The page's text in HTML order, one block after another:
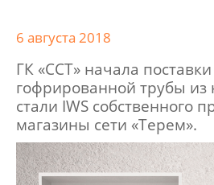
6 августа 2018
ГК «ССТ» начала
гофрированной трубы
стали IWS собственного
магазины сети «Терем».